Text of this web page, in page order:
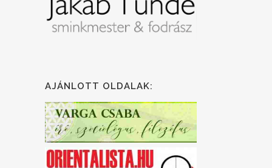
AJÁNLOTT OLDALAK: